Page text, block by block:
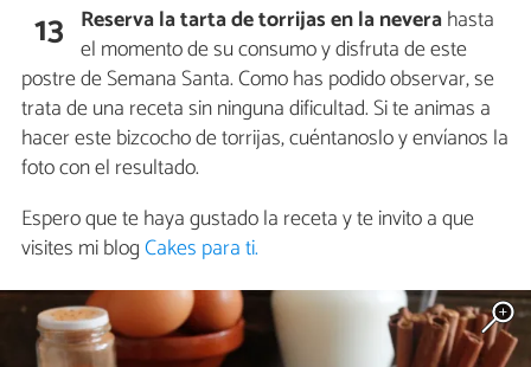
13 Reserva la tarta de torrijas en la neverahasta
el momento de su consumo y disfruta de este
postre de Semana Santa. Como has podido observar, se
trata de una receta sin ninguna dificultad. Si te animas a
hacer este bizcocho de torrijas, cuéntanoslo y envíanos la
foto con el resultado.
Espero que te haya gustado la receta y te invito a que
visites mi blogCakes para ti.